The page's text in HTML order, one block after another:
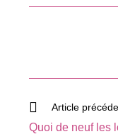
Read
articles
Article
Quoi de neuf les